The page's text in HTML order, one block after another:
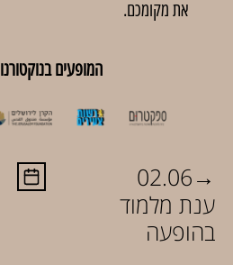
את מקומכם.
המופעים בנוקטורנו LIVE בחסות:
02.06→
ענת מלמוד
בהופעה